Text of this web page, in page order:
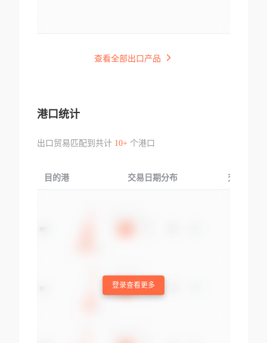
查看全部出口产品
港口统计
出口贸易匹配到共计 10+个港口
目的港 交易日期分布 交易产品
登录查看更多